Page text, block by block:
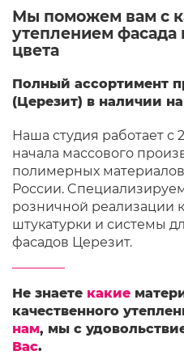
Мы поможем вам с
утеплением фасада
цвета
Полный ассортимент
(Церезит) в наличии
Наша студия работает с
начала массового
полимерных
России.
розничной реализации
штукатурки и системы
фасадов Церезит.
Не знаете какие
качественного
нам, мы с
Вас.